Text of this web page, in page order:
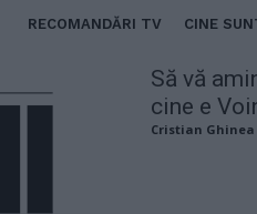
RECOMANDĂRI TV CINE
Să vă
cine e
Cristian Ghinea